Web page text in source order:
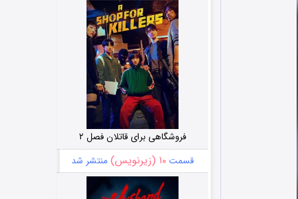
فروشگاهی برای قاتلان فصل ۲
قسمت۱۰ (زیرنویس) منتشر شد